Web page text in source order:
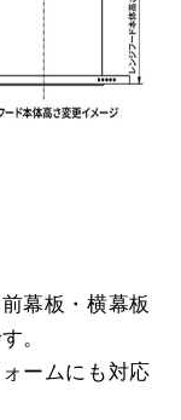
幕板・横幕板
。
ームにも対応